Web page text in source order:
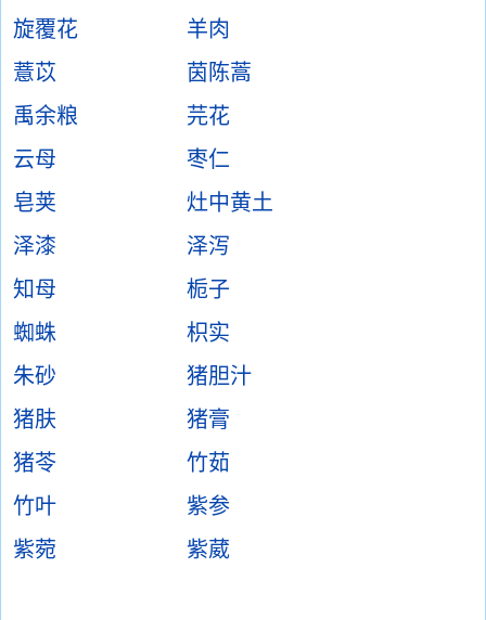
旋覆花
羊肉
薏苡
茵陈蒿
禹余粮
芫花
云母
枣仁
皂荚
灶中黄土
泽漆
泽泻
知母
栀子
蜘蛛
枳实
朱砂
猪胆汁
猪肤
猪膏
猪苓
竹茹
竹叶
紫参
紫菀
紫葳